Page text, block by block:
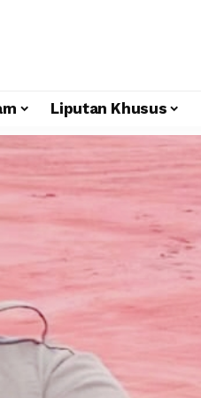
Liputan Khusus